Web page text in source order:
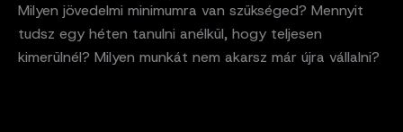
Milyen jövedelmi minimumra van szükséged? Mennyit
tudsz egy héten tanulni anélkül, hogy teljesen
kimerülnél? Milyen munkát nem akarsz már újra vállalni?